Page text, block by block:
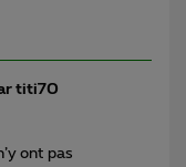
titi70
ont pas